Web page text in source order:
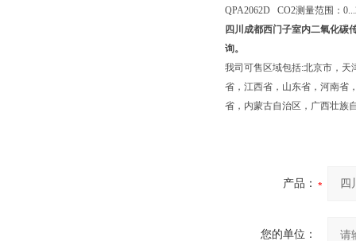
QPA2062D CO2测量范围：
四川成都西门子室内二氧化碳
询。​​
我司可售区域包括:北京市，
省，江西省，山东省，河南省
省，内蒙古自治区，广西壮族
产品：
您的单位：